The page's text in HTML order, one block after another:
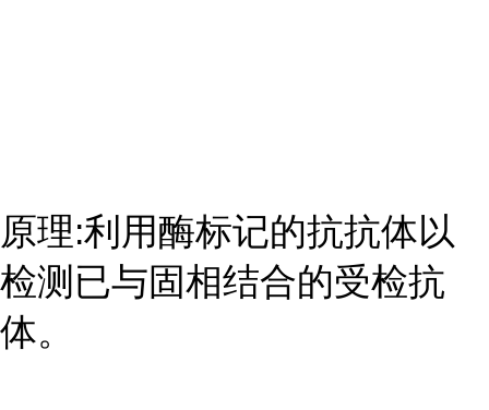
原理:利用酶标记的抗抗体以
检测已与固相结合的受检抗
体。